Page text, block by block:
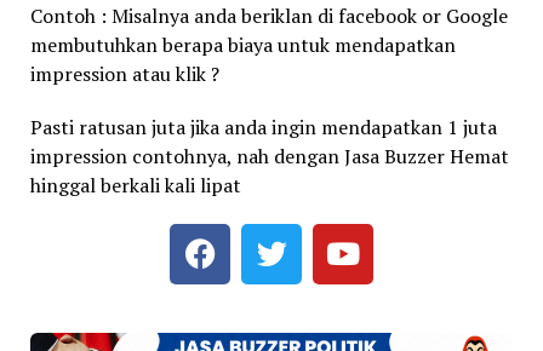
Contoh : Misalnya anda beriklan di facebook or Google
membutuhkan berapa biaya untuk mendapatkan
impression atau klik ?
Pasti ratusan juta jika anda ingin mendapatkan 1 juta
impression contohnya, nah dengan Jasa Buzzer Hemat
hinggal berkali kali lipat